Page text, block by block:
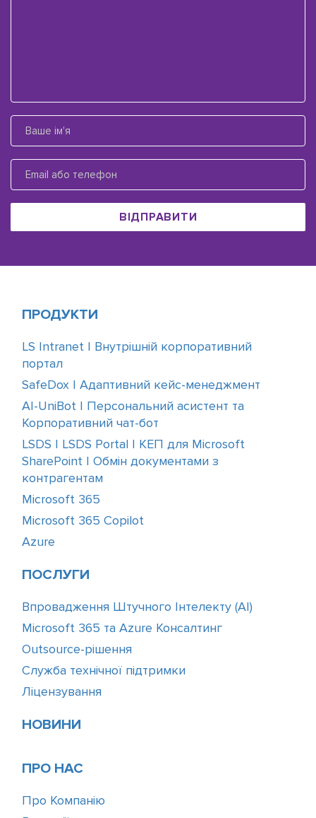
ВІДПРАВИТИ
ПРОДУКТИ
LS Intranet | Внутрішній корпоративний
портал
SafeDox | Адаптивний кейс-менеджмент
AI-UniBot | Персональний асистент та
Корпоративний чат-бот
LSDS | LSDS Portal | КЕП для Microsoft
SharePoint | Обмін документами з
контрагентам
Microsoft 365
Microsoft 365 Copilot
Azure
ПОСЛУГИ
Впровадження Штучного Інтелекту (АІ)
Microsoft 365 та Azure Консалтинг
Outsource-рішення
Служба технічної підтримки
Ліцензування
НОВИНИ
ПРО НАС
Про Компанію